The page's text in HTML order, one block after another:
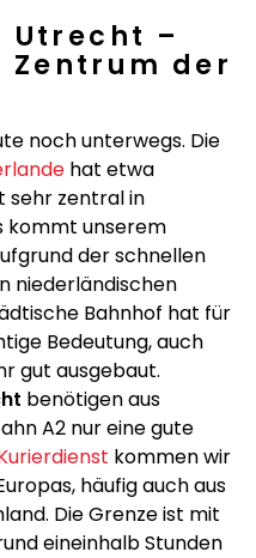
Utrecht –
Zentrum der
noch unterwegs. Die
hat etwa
sehr zentral in
kommt unserem
der schnellen
niederländischen
Bahnhof hat für
Bedeutung, auch
gut ausgebaut.
benötigen aus
A2 nur eine gute
kommen wir
häufig auch aus
Die Grenze ist mit
eineinhalb Stunden